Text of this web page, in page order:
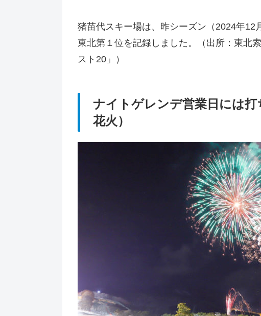
猪苗代スキー場は、昨シーズン（2024年
東北第１位を記録しました。（出所：東北
スト20」）
ナイトゲレンデ営業日には
花火）